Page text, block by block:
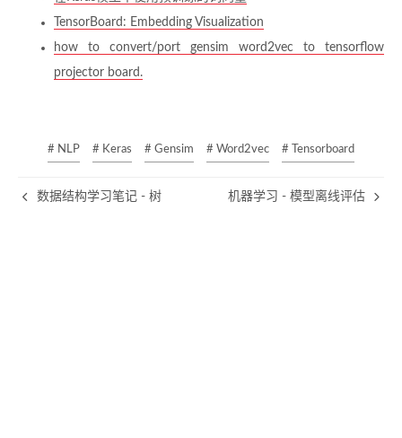
TensorBoard: Embedding Visualization
how to convert/port gensim word2vec to tensorflow
projector board.
# NLP # Keras # Gensim # Word2vec # Tensorboard
数据结构学习笔记 - 树 机器学习 - 模型离线评估